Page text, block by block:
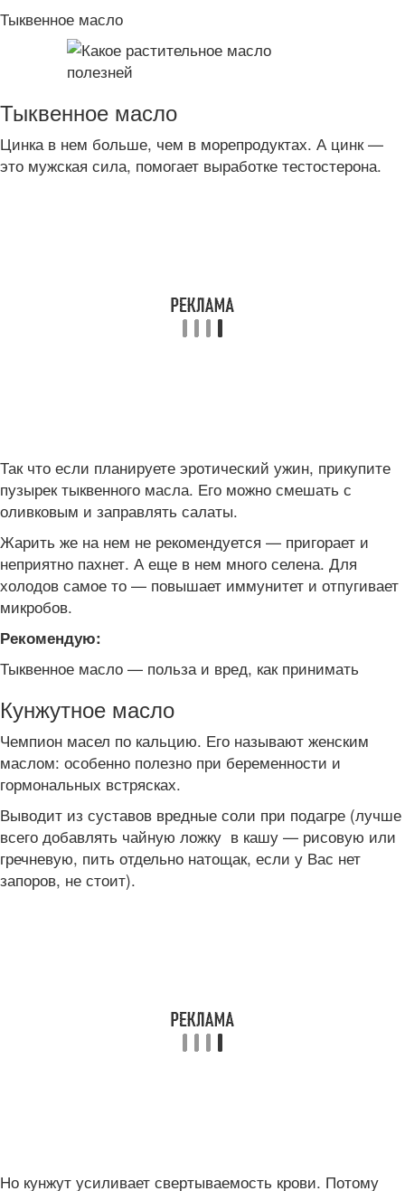
Тыквенное масло
Тыквенное масло
Цинка в нем больше, чем в морепродуктах. А цинк —
это мужская сила, помогает выработке тестостерона.
Так что если планируете эротический ужин, прикупите
пузырек тыквенного масла. Его можно смешать с
оливковым и заправлять салаты.
Жарить же на нем не рекомендуется — пригорает и
неприятно пахнет. А еще в нем много селена. Для
холодов самое то — повышает иммунитет и отпугивает
микробов.
Рекомендую:
Тыквенное масло — польза и вред, как принимать
Кунжутное масло
Чемпион масел по кальцию. Его называют женским
маслом: особенно полезно при беременности и
гормональных встрясках.
Выводит из суставов вредные соли при подагре (лучше
всего добавлять чайную ложку в кашу — рисовую или
гречневую, пить отдельно натощак, если у Вас нет
запоров, не стоит).
Но кунжут усиливает свертываемость крови. Потому